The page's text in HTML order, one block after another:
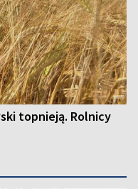
topnieją. Rolnicy